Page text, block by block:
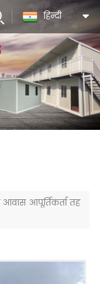
हिन्दी
आपूर्तिकर्ता तह